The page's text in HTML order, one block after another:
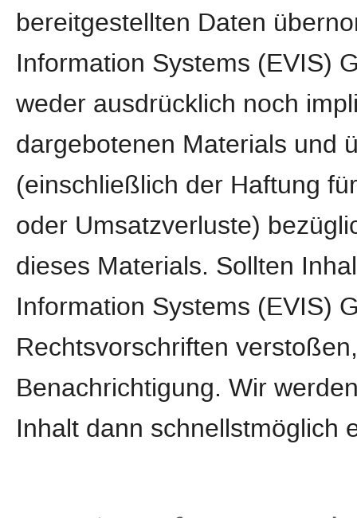
bereitgestellten Daten
Information Systems (EVIS)
weder ausdrücklich noch
dargebotenen Materials und
(einschließlich der Haftung
oder Umsatzverluste)
dieses Materials. Sollten
Information Systems (EVIS)
Rechtsvorschriften
Benachrichtigung. Wir
Inhalt dann schnellstmöglich